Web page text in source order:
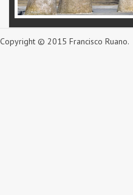
Copyright © 2015 Francisco Ruano.